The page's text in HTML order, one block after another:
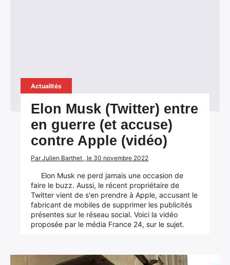
Actualités
Elon Musk (Twitter) entre
en guerre (et accuse)
contre Apple (vidéo)
Par Julien Barthet , le 30 novembre 2022
Elon Musk ne perd jamais une occasion de
faire le buzz. Aussi, le récent propriétaire de
Twitter vient de s'en prendre à Apple, accusant le
fabricant de mobiles de supprimer les publicités
présentes sur le réseau social. Voici la vidéo
proposée par le média France 24, sur le sujet.